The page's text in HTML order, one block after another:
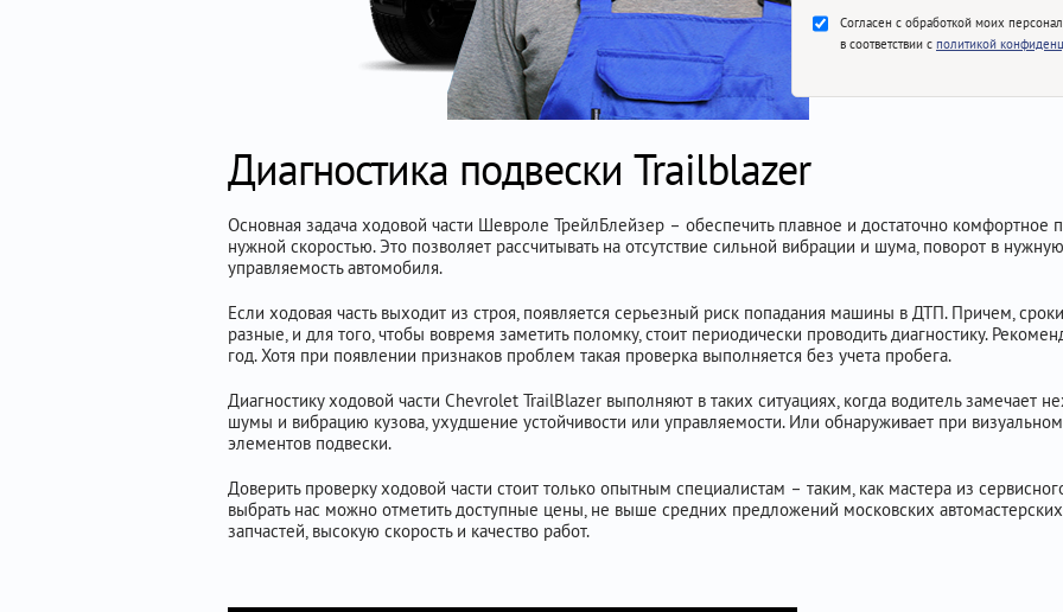
Согласен с обработкой моих
в соответствии с политикой
Диагностика подвески Trailblazer
Основная задача ходовой части Шевроле ТрейлБлейзер – обеспечить плавное и достаточно
нужной скоростью. Это позволяет рассчитывать на отсутствие сильной вибрации и шума, поворот в
управляемость автомобиля.
Если ходовая часть выходит из строя, появляется серьезный риск попадания машины в ДТП. Причем,
разные, и для того, чтобы вовремя заметить поломку, стоит периодически проводить диагностику.
год. Хотя при появлении признаков проблем такая проверка выполняется без учета пробега.
Диагностику ходовой части Chevrolet TrailBlazer выполняют в таких ситуациях, когда водитель замечает
шумы и вибрацию кузова, ухудшение устойчивости или управляемости. Или обнаруживает при
элементов подвески.
Доверить проверку ходовой части стоит только опытным специалистам – таким, как мастера из
выбрать нас можно отметить доступные цены, не выше средних предложений московских
запчастей, высокую скорость и качество работ.